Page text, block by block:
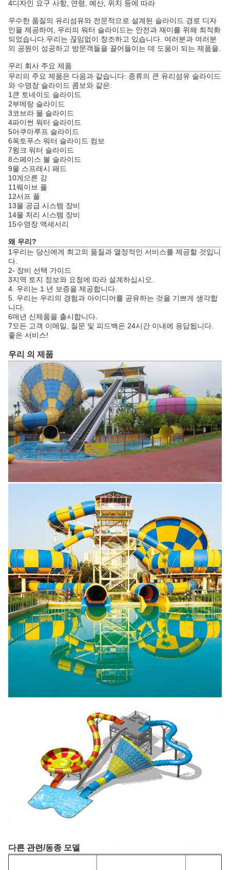
4디자인 요구 사항, 연령, 예산, 위치 등에 따라
우수한 품질의 유리섬유와 전문적으로 설계된 슬라이드 경로 디자
인을 제공하여, 우리의 워터 슬라이드는 안전과 재미를 위해 최적화
되었습니다.우리는 끊임없이 창조하고 있습니다. 여러분과 여러분
의 공원이 성공하고 방문객들을 끌어들이는 데 도움이 되는 제품을.
우리 회사 주요 제품
우리의 주요 제품은 다음과 같습니다: 종류의 큰 유리섬유 슬라이드
와 수영장 슬라이드 콤보와 같은:
1큰 토네이도 슬라이드
2부메랑 슬라이드
3코브라 물 슬라이드
4파이썬 워터 슬라이드
5아쿠아루프 슬라이드
6옥토푸스 워터 슬라이드 컴보
7윙크 워터 슬라이드
8스페이스 볼 슬라이드
9물 스프래시 패드
10게으른 강
11웨이브 풀
12서프 풀
13물 공급 시스템 장비
14물 처리 시스템 장비
15수영장 액세서리
왜 우리?
1우리는 당신에게 최고의 품질과 열정적인 서비스를 제공할 것입니
다.
2- 장비 선택 가이드
3지역 토지 정보와 요청에 따라 설계하십시오.
4. 우리는 1 년 보증을 제공합니다.
5. 우리는 우리의 경험과 아이디어를 공유하는 것을 기쁘게 생각합
니다.
6매년 신제품을 출시합니다.
7모든 고객 이메일, 질문 및 피드백은 24시간 이내에 응답됩니다.
좋은 서비스!
우리 의 제품
다른 관련/동종 모델